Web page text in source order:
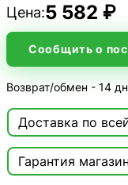
Цена:5 582 ₽
Сообщить о
Возврат/обмен - 14
Доставка по

Доставка этого
Гарантия